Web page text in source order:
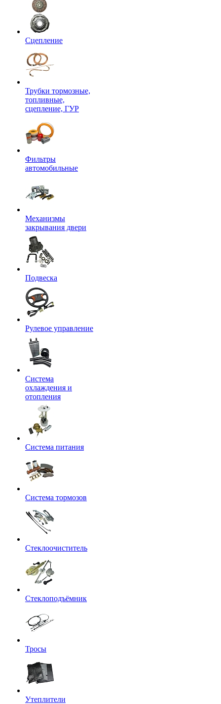
Сцепление
Трубки тормозные,
топливные,
сцепление, ГУР
Фильтры
автомобильные
Механизмы
закрывания двери
Подвеска
Рулевое управление
Система
охлаждения и
отопления
Система питания
Система тормозов
Стеклоочиститель
Стеклоподъёмник
Тросы
Утеплители